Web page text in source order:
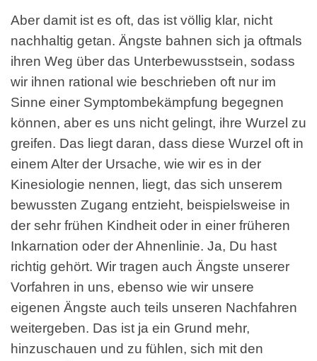
Aber damit ist es oft, das ist völlig klar, nicht
nachhaltig getan. Ängste bahnen sich ja oftmals
ihren Weg über das Unterbewusstsein, sodass
wir ihnen rational wie beschrieben oft nur im
Sinne einer Symptombekämpfung begegnen
können, aber es uns nicht gelingt, ihre Wurzel zu
greifen. Das liegt daran, dass diese Wurzel oft in
einem Alter der Ursache, wie wir es in der
Kinesiologie nennen, liegt, das sich unserem
bewussten Zugang entzieht, beispielsweise in
der sehr frühen Kindheit oder in einer früheren
Inkarnation oder der Ahnenlinie. Ja, Du hast
richtig gehört. Wir tragen auch Ängste unserer
Vorfahren in uns, ebenso wie wir unsere
eigenen Ängste auch teils unseren Nachfahren
weitergeben. Das ist ja ein Grund mehr,
hinzuschauen und zu fühlen, sich mit den